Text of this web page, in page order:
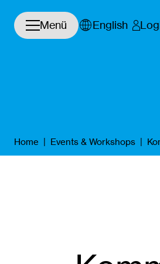
Navigation öffnen/schließen
Menü English
Home | Events & Workshops |